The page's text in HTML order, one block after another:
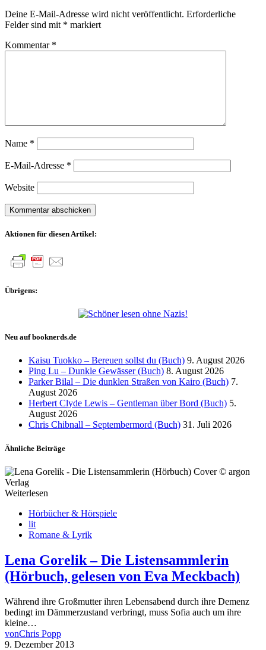
Deine E-Mail-Adresse wird nicht veröffentlicht. Erforderliche
Felder sind mit * markiert
Kommentar *
Name *
E-Mail-Adresse *
Website
Aktionen für diesen Artikel:
Übrigens:
Neu auf booknerds.de
Kaisu Tuokko – Bereuen sollst du (Buch) 9. August 2026
Ping Lu – Dunkle Gewässer (Buch) 8. August 2026
Parker Bilal – Die dunklen Straßen von Kairo (Buch) 7.
August 2026
Herbert Clyde Lewis – Gentleman über Bord (Buch) 5.
August 2026
Chris Chibnall – Septembermord (Buch) 31. Juli 2026
Ähnliche Beiträge
Weiterlesen
Hörbücher & Hörspiele
lit
Romane & Lyrik
Lena Gorelik – Die Listensammlerin
(Hörbuch, gelesen von Eva Meckbach)
Während ihre Großmutter ihren Lebensabend durch ihre Demenz
bedingt im Dämmerzustand verbringt, muss Sofia auch um ihre
kleine…
vonChris Popp
9. Dezember 2013